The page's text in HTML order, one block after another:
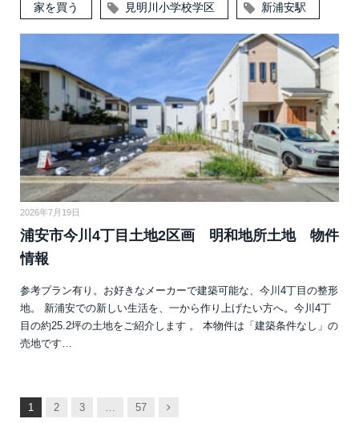
家を買う 見明川小学校学区 新浦安駅
2026年7月19日
浦安市今川4丁目土地2区画 明和地所土地 物件
情報
参考プラン有り。お好きなメーカーで建築可能な、今川4丁目の整形
地。 新浦安での新しい生活を、一から作り上げたい方へ。今川4丁
目の約25.2坪の土地をご紹介します 。 本物件は「建築条件なし」の
売地です…
1 2 3 57
次